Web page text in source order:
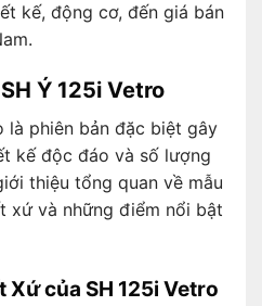
kế, động cơ, đến giá bán
Ý 125i Vetro
là phiên bản đặc biệt gây
kế độc đáo và số lượng
thiệu tổng quan về mẫu
xứ và những điểm nổi bật
Xứ của SH 125i Vetro